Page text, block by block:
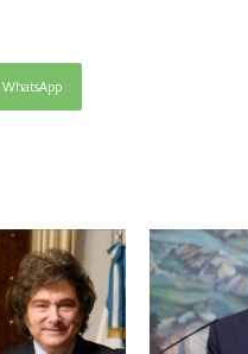
WhatsApp